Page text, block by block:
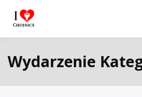
Wydarzenie